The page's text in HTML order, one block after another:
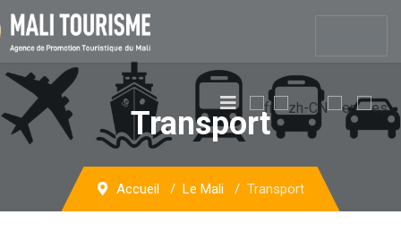
Transport
Accueil Le Mali Transport